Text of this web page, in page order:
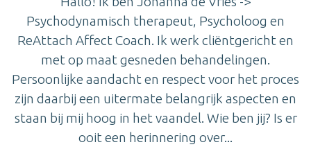
Psychodynamisch therapeut, Psycholoog en
ReAttach Affect Coach. Ik werk cliëntgericht en
met op maat gesneden behandelingen.
Persoonlijke aandacht en respect voor het proces
zijn daarbij een uitermate belangrijk aspecten en
staan bij mij hoog in het vaandel. Wie ben jij? Is er
ooit een herinnering over...